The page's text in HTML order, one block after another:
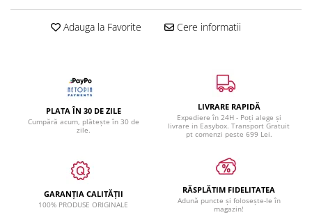
Adauga la Favorite Cere informatii
PLATA ÎN 30 DE ZILE
Cumpără acum, plătește în 30 de
zile.
LIVRARE RAPIDĂ
Expediere în 24H - Poți alege și
livrare in Easybox. Transport Gratuit
pt comenzi peste 699 Lei.
GARANȚIA CALITĂȚII
100% PRODUSE ORIGINALE
RĂSPLĂTIM FIDELITATEA
Adună puncte și folosește-le în
magazin!